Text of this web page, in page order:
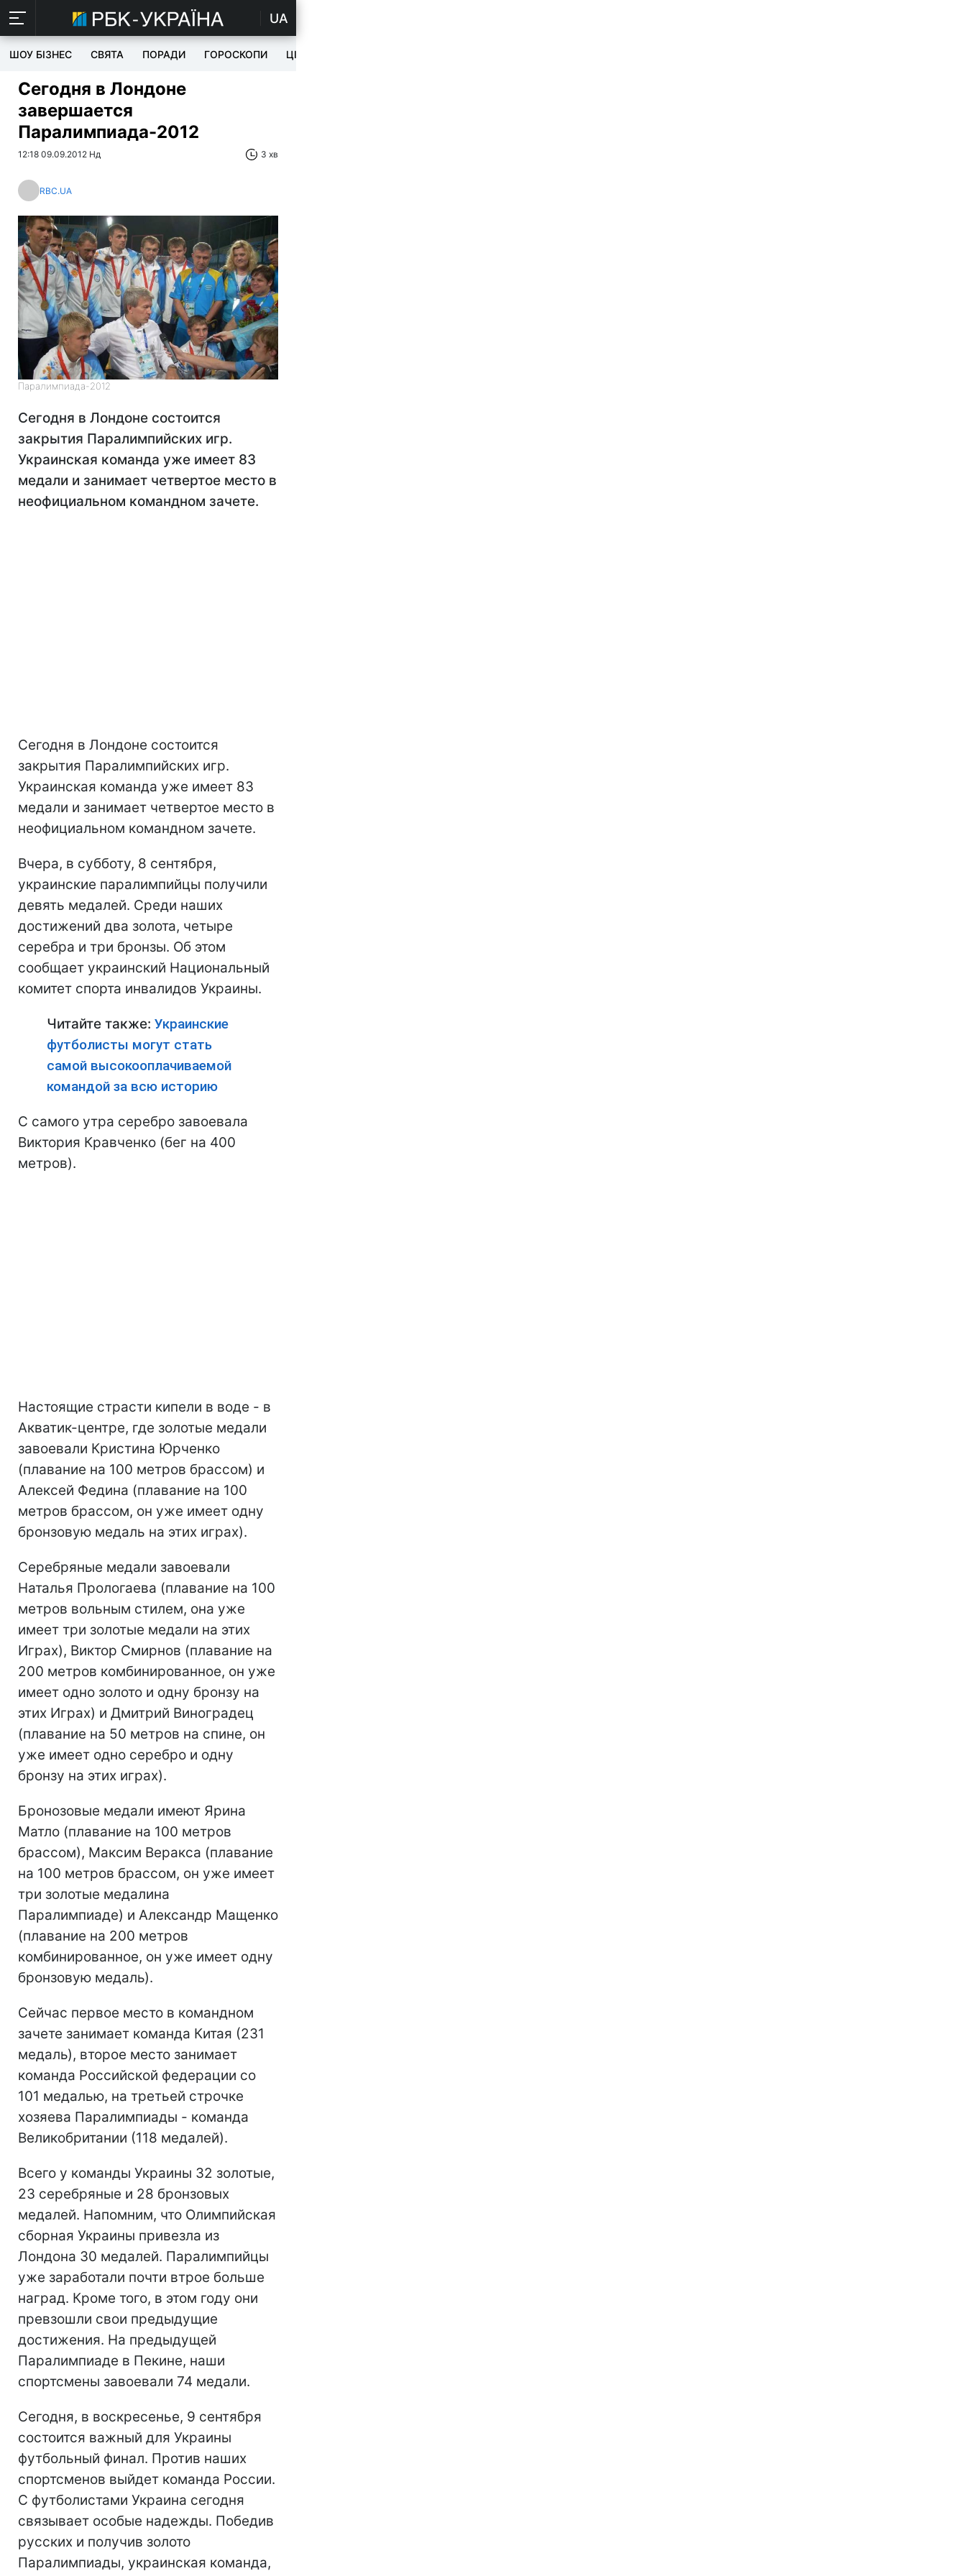
UA
ШОУ БІЗНЕС СВЯТА ПОРАДИ ГОРОСКОПИ ЦІКАВЕ
Сегодня в Лондоне
завершается
Паралимпиада-2012
12:18 09.09.2012 Нд 3 хв
RBC.UA
Паралимпиада-2012
Сегодня в Лондоне состоится
закрытия Паралимпийских игр.
Украинская команда уже имеет 83
медали и занимает четвертое место в
неофициальном командном зачете.
Сегодня в Лондоне состоится
закрытия Паралимпийских игр.
Украинская команда уже имеет 83
медали и занимает четвертое место в
неофициальном командном зачете.
Вчера, в субботу, 8 сентября,
украинские паралимпийцы получили
девять медалей. Среди наших
достижений два золота, четыре
серебра и три бронзы. Об этом
сообщает украинский Национальный
комитет спорта инвалидов Украины.
Читайте также: Украинские
футболисты могут стать
самой высокооплачиваемой
командой за всю историю
С самого утра серебро завоевала
Виктория Кравченко (бег на 400
метров).
Настоящие страсти кипели в воде - в
Акватик-центре, где золотые медали
завоевали Кристина Юрченко
(плавание на 100 метров брассом) и
Алексей Федина (плавание на 100
метров брассом, он уже имеет одну
бронзовую медаль на этих играх).
Серебряные медали завоевали
Наталья Прологаева (плавание на 100
метров вольным стилем, она уже
имеет три золотые медали на этих
Играх), Виктор Смирнов (плавание на
200 метров комбинированное, он уже
имеет одно золото и одну бронзу на
этих Играх) и Дмитрий Виноградец
(плавание на 50 метров на спине, он
уже имеет одно серебро и одну
бронзу на этих играх).
Бронозовые медали имеют Ярина
Матло (плавание на 100 метров
брассом), Максим Веракса (плавание
на 100 метров брассом, он уже имеет
три золотые медалина
Паралимпиаде) и Александр Мащенко
(плавание на 200 метров
комбинированное, он уже имеет одну
бронзовую медаль).
Сейчас первое место в командном
зачете занимает команда Китая (231
медаль), второе место занимает
команда Российской федерации со
101 медалью, на третьей строчке
хозяева Паралимпиады - команда
Великобритании (118 медалей).
Всего у команды Украины 32 золотые,
23 серебряные и 28 бронзовых
медалей. Напомним, что Олимпийская
сборная Украины привезла из
Лондона 30 медалей. Паралимпийцы
уже заработали почти втрое больше
наград. Кроме того, в этом году они
превзошли свои предыдущие
достижения. На предыдущей
Паралимпиаде в Пекине, наши
спортсмены завоевали 74 медали.
Сегодня, в воскресенье, 9 сентября
состоится важный для Украины
футбольный финал. Против наших
спортсменов выйдет команда России.
С футболистами Украина сегодня
связывает особые надежды. Победив
русских и получив золото
Паралимпиады, украинская команда,